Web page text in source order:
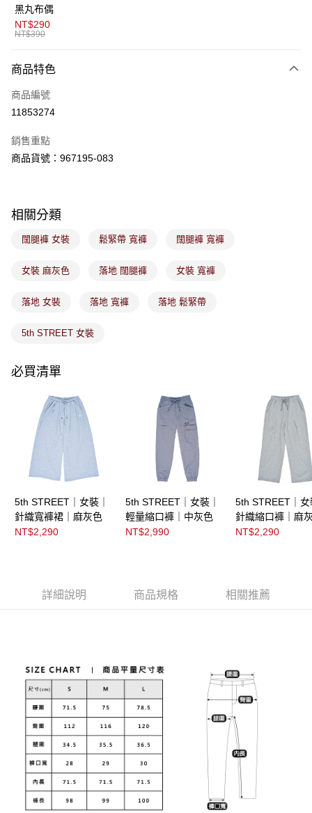
１．簡單：不需註冊會員、不需綁卡、不需儲值。
２．便利：只要手機號碼，簡訊認證，即可結帳。
３．安心：先確認商品／服務後，再付款。
１．於結帳方式選擇「AFTEE先享後付」後，將跳轉至「AFTEE先享後付」
２．訂單成立數日內，您將收到繳費通知簡訊。
３．收到繳費通知簡訊後14天內，點擊此簡訊中的連結，可透過四大超商／
購買商品的店家。未經商家同意取消之訂單仍視為有效，需透過AFTEE先享
後付繳納相關費用。
【注意事項】
易，需依本服務之必要範圍內提供個人資料，並將交易相關給付款項請求債
２．關於個人資料處理事宜，請瀏覽以下網址：
「AFTEE先享後付」，若未經同意申辦者引起之損失，本公司不負相關責
４．使用「AFTEE先享後付」時，將依據個別帳號之用戶狀況，依本公司即
５．嚴禁一人註冊多個帳號或使用他人資訊註冊。若發現惡意使用之情形，
運送方式
全家取貨付款
免運費
免運費
7-11取貨付款
免運費
免運費
宅配
免運費
黑丸布偶
NT$290
NT$390
商品特色
商品編號
11853274
銷售重點
商品貨號：967195-083
相關分類
闊腿褲 女裝 鬆緊帶 寬褲 闊腿褲 寬褲
女裝 麻灰色 落地 闊腿褲 女裝 寬褲
落地 女裝 落地 寬褲 落地 鬆緊帶
5th STREET 女裝
必買清單
5th STREET｜女裝｜
針織寬褲裙｜麻灰色
NT$2,290
5th STREET｜女裝｜
輕量縮口褲｜中灰色
NT$2,990
5th STREET｜女
針織縮口褲｜麻
NT$2,290
詳細說明 商品規格 相關推薦